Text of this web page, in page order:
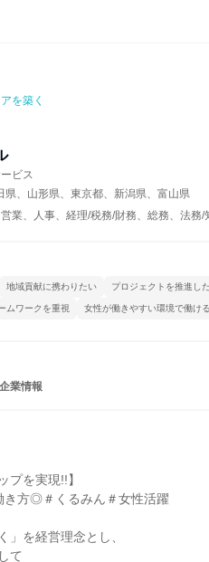
を築く
ビス
県、山形県、東京都、新潟県、富山県
業、人事、経理/税務/財務、総務、法
地域貢献に携わりたい プロジェクトを推進し
ムワークを重視 女性が働きやすい環境で働ける
企業情報
プを実現!!】
き方◎＃くるみん＃女性活躍
を経営理念とし、
て